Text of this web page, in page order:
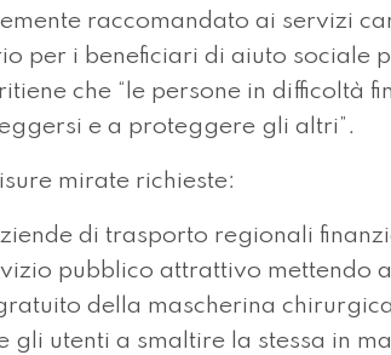
raccomandato ai servizi
per i beneficiari di aiuto sociale
che “le persone in difficoltà
e a proteggere gli altri”.
mirate richieste:
di trasporto regionali
pubblico attrattivo mettendo
della mascherina
gli utenti a smaltire la stessa in